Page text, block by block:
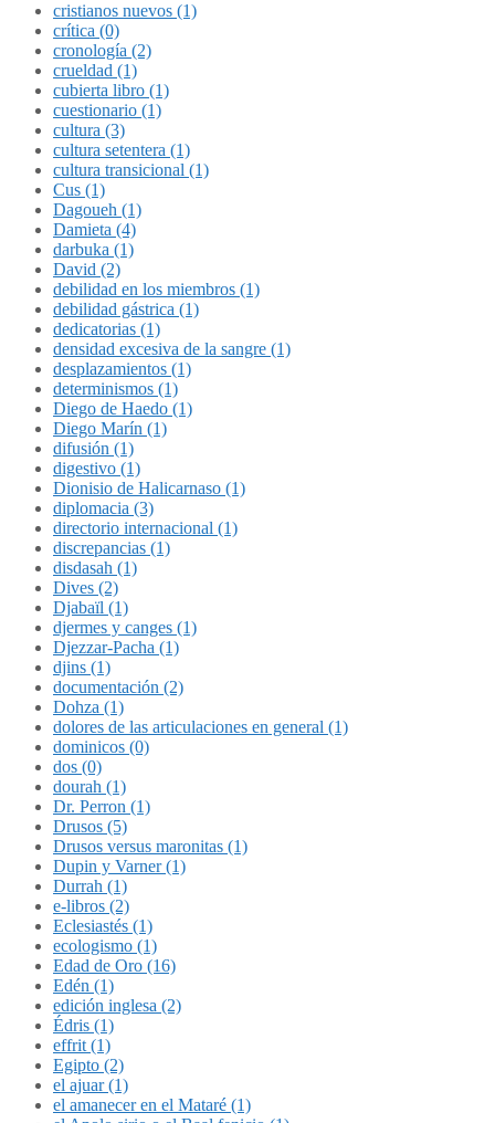
cristianos nuevos (1)
crítica (0)
cronología (2)
crueldad (1)
cubierta libro (1)
cuestionario (1)
cultura (3)
cultura setentera (1)
cultura transicional (1)
Cus (1)
Dagoueh (1)
Damieta (4)
darbuka (1)
David (2)
debilidad en los miembros (1)
debilidad gástrica (1)
dedicatorias (1)
densidad excesiva de la sangre (1)
desplazamientos (1)
determinismos (1)
Diego de Haedo (1)
Diego Marín (1)
difusión (1)
digestivo (1)
Dionisio de Halicarnaso (1)
diplomacia (3)
directorio internacional (1)
discrepancias (1)
disdasah (1)
Dives (2)
Djabaïl (1)
djermes y canges (1)
Djezzar-Pacha (1)
djins (1)
documentación (2)
Dohza (1)
dolores de las articulaciones en general (1)
dominicos (0)
dos (0)
dourah (1)
Dr. Perron (1)
Drusos (5)
Drusos versus maronitas (1)
Dupin y Varner (1)
Durrah (1)
e-libros (2)
Eclesiastés (1)
ecologismo (1)
Edad de Oro (16)
Edén (1)
edición inglesa (2)
Édris (1)
effrit (1)
Egipto (2)
el ajuar (1)
el amanecer en el Mataré (1)